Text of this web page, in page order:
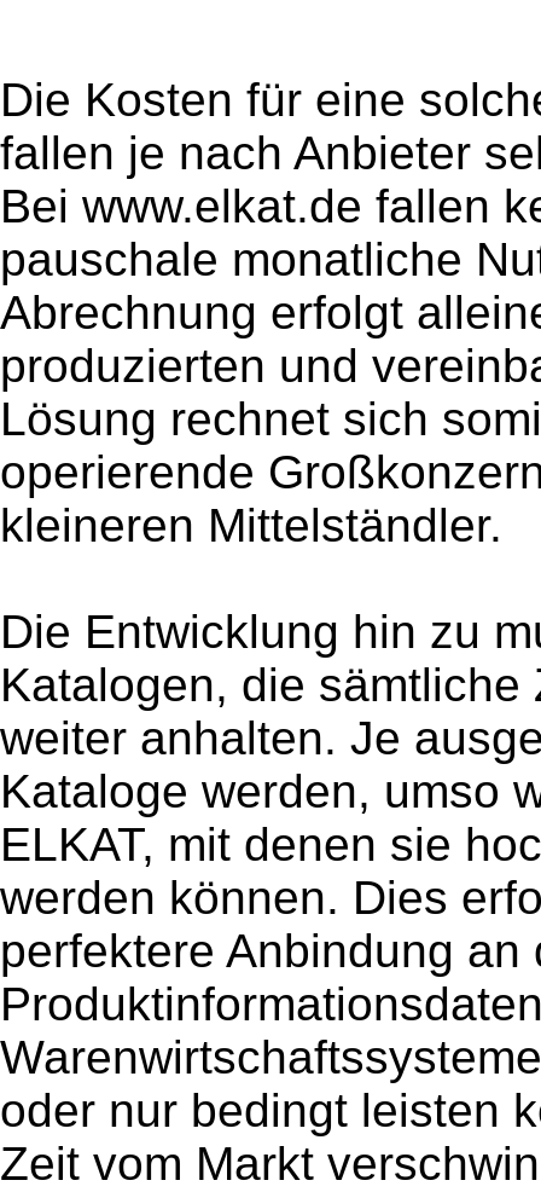
Die Kosten für eine
fallen je nach Anbieter
Bei www.elkat.de fallen
pauschale monatliche
Abrechnung erfolgt
produzierten und
Lösung rechnet sich
operierende
kleineren Mittelständler.
Die Entwicklung hin zu
Katalogen, die
weiter anhalten. Je
Kataloge werden, umso
ELKAT, mit denen sie
werden können. Dies
perfektere Anbindung an
oder nur bedingt leisten
Zeit vom Markt